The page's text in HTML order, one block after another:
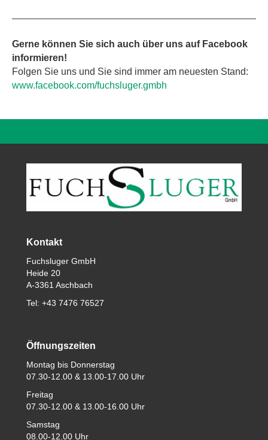
Gerne können Sie sich auch über uns auf Facebook
informieren!
Folgen Sie uns und Sie sind immer am neuesten Stand:
www.facebook.com/fuchsluger.gmbh
Kontakt
Fuchsluger GmbH
Heide 20
A-3361 Aschbach
Tel: +43 7476 76527
Öffnungszeiten
Montag bis Donnerstag
07.30-12.00 & 13.00-17.00 Uhr
Freitag
07.30-12.00 & 13.00-16.00 Uhr
Samstag
08.00-12.00 Uhr